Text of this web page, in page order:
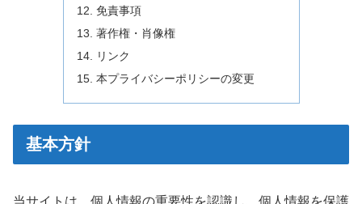
免責事項
著作権・肖像権
リンク
本プライバシーポリシーの変更
基本方針